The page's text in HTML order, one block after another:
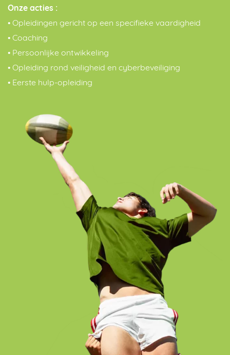
Onze acties :
• Opleidingen gericht op een specifieke vaardigheid
• Coaching
• Persoonlijke ontwikkeling
• Opleiding rond veiligheid en cyberbeveiliging
• Eerste hulp-opleiding